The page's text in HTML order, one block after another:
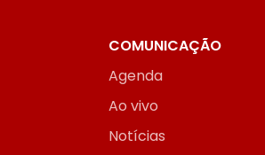
COMUNICAÇÃO
Agenda
Ao vivo
Notícias